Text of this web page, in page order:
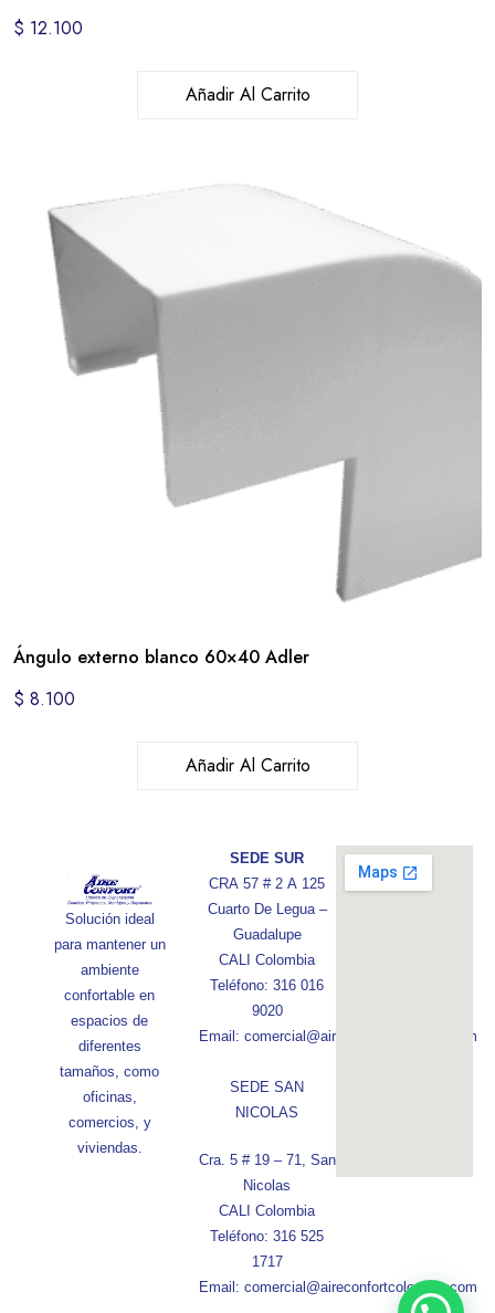
$ 12.100
Añadir Al Carrito
Ángulo externo blanco 60×40 Adler
$ 8.100
Añadir Al Carrito
Solución ideal
para mantener un
ambiente
confortable en
espacios de
diferentes
tamaños, como
oficinas,
comercios, y
viviendas.
SEDE SUR
CRA 57 # 2 A 125
Cuarto De Legua –
Guadalupe
CALI Colombia
Teléfono: 316 016
9020
Email: comercial@aireconfortcolombia.com
SEDE SAN
NICOLAS
Cra. 5 # 19 – 71, San
Nicolas
CALI Colombia
Teléfono: 316 525
1717
Email: comercial@aireconfortcolombia.com